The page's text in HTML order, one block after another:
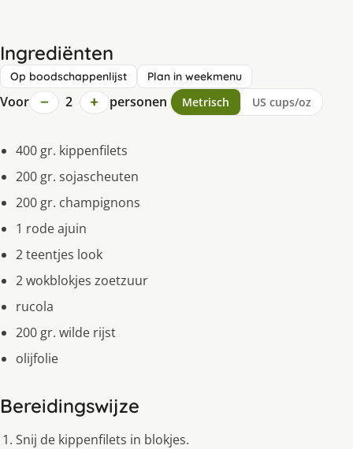
Ingrediënten
Op boodschappenlijst Plan in weekmenu
Voor − 2 + personen Metrisch US cups/oz
400 gr. kippenfilets
200 gr. sojascheuten
200 gr. champignons
1 rode ajuin
2 teentjes look
2 wokblokjes zoetzuur
rucola
200 gr. wilde rijst
olijfolie
Bereidingswijze
Snij de kippenfilets in blokjes.